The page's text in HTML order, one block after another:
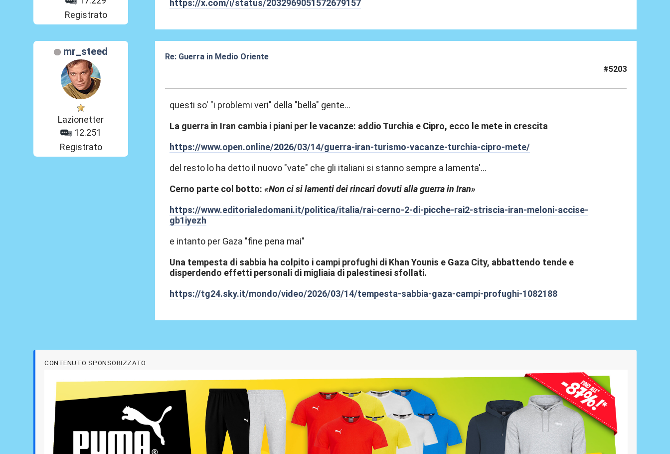
Registrato
https://x.com/i/status/2032969051572679157
mr_steed
Lazionetter
12.251
Registrato
Re: Guerra in Medio Oriente
#5203
questi so' "i problemi veri" della "bella" gente...
La guerra in Iran cambia i piani per le vacanze: addio Turchia e Cipro, ecco le mete in crescita
https://www.open.online/2026/03/14/guerra-iran-turismo-vacanze-turchia-cipro-mete/
del resto lo ha detto il nuovo "vate" che gli italiani si stanno sempre a lamenta'...
Cerno parte col botto:«Non ci si lamenti dei rincari dovuti alla guerra in Iran»
https://www.editorialedomani.it/politica/italia/rai-cerno-2-di-picche-rai2-striscia-iran-meloni-accise-
gb1iyezh
e intanto per Gaza "fine pena mai"
Una tempesta di sabbia ha colpito i campi profughi di Khan Younis e Gaza City, abbattendo tende e
disperdendo effetti personali di migliaia di palestinesi sfollati.
https://tg24.sky.it/mondo/video/2026/03/14/tempesta-sabbia-gaza-campi-profughi-1082188
CONTENUTO SPONSORIZZATO